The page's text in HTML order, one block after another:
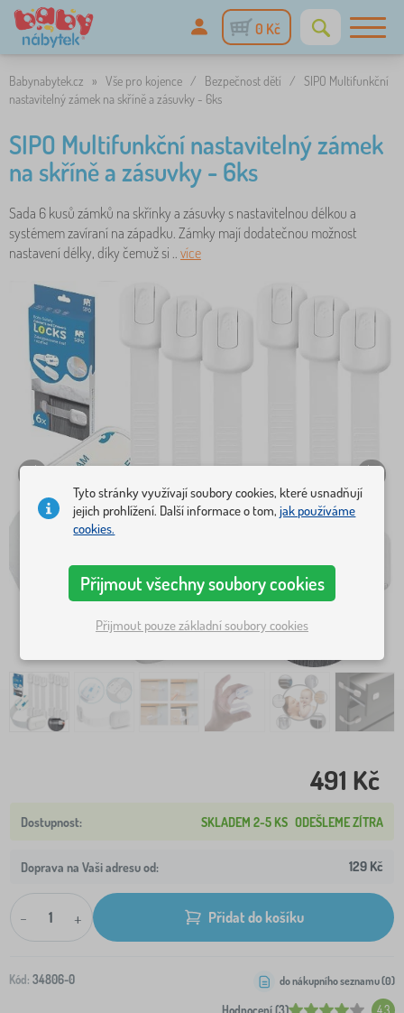
0 Kč
Babynabytek.cz » Vše pro kojence / Bezpečnost dětí / SIPO Multifunkční
nastavitelný zámek na skříně a zásuvky - 6ks
SIPO Multifunkční nastavitelný zámek
na skříně a zásuvky - 6ks
Sada 6 kusů zámků na skřínky a zásuvky s nastavitelnou délkou a
systémem zavíraní na západku. Zámky mají dodatečnou možnost
nastavení délky, díky čemuž si .. více
491 Kč
SKLADEM 2-5 KS ODEŠLEME ZÍTRA
Doprava na Vaši adresu od: 129 Kč
- + Přidat do košíku
Kód: 34806-0 do nákupního seznamu (0)
Tyto stránky využívají soubory cookies, které usnadňují
jejich prohlížení. Další informace o tom,jak používáme
cookies.
Přijmout všechny soubory cookies
Přijmout pouze základní soubory cookies